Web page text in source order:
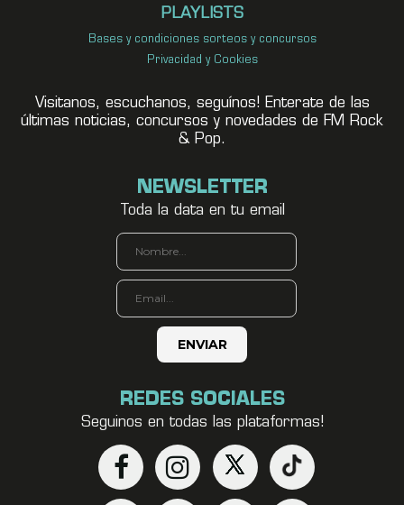
PLAYLISTS
Bases y condiciones sorteos y concursos
Privacidad y Cookies
Visitanos, escuchanos, seguínos! Enterate de las
últimas noticias, concursos y novedades de FM Rock
& Pop.
NEWSLETTER
Toda la data en tu email
REDES SOCIALES
Seguinos en todas las plataformas!